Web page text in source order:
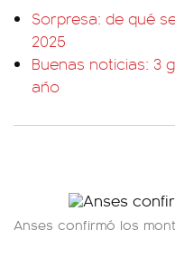
Sorpresa: de qué
2025
Buenas noticias: 3
año
Anses confirmó los